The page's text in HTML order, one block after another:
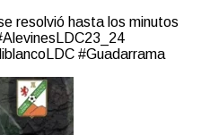
resolvió hasta los minutos
#Guadarrama